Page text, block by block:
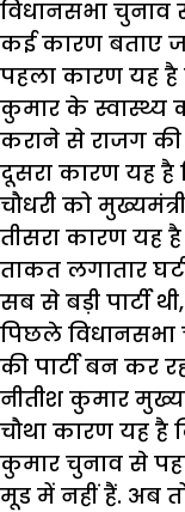
विधानसभा
कई कारण बताए
पहला कारण यह है
कुमार के स्वास्थ्य
कराने से राजग
दूसरा कारण यह है
चौधरी को
तीसरा कारण यह है
ताकत लगातार
सब से बड़ी पार्टी
पिछले
की पार्टी बन कर
नीतीश कुमार
चौथा कारण यह है
कुमार चुनाव से
मूड में नहीं हैं. अब